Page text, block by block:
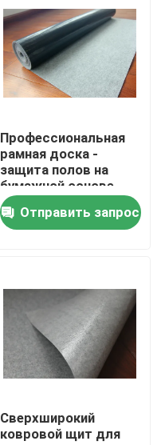
Профессиональная
рамная доска -
защита полов на
бумажной основе
Отправить запрос
Сверхширокий
ковровой щит для